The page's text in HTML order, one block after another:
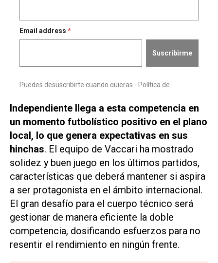
Independiente llega a esta competencia en
un momento futbolístico positivo en el plano
local, lo que genera expectativas en sus
hinchas. El equipo de Vaccari ha mostrado
solidez y buen juego en los últimos partidos,
características que deberá mantener si aspira
a ser protagonista en el ámbito internacional.
El gran desafío para el cuerpo técnico será
gestionar de manera eficiente la doble
competencia, dosificando esfuerzos para no
resentir el rendimiento en ningún frente.